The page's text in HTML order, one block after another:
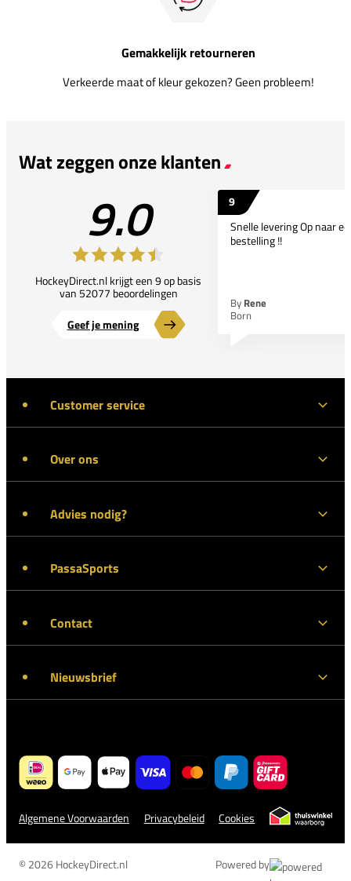
Gemakkelijk retourneren
Verkeerde maat of kleur gekozen? Geen probleem!
Wat zeggen onze klanten
9.0
HockeyDirect.nl krijgt een 9 op basis
van 52077 beoordelingen
Geef je mening
9
Snelle levering Op naar
bestelling !!
By Rene
Born
Customer service
Over ons
Advies nodig?
PassaSports
Contact
Nieuwsbrief
Algemene Voorwaarden Privacybeleid Cookies
© 2026 HockeyDirect.nl Powered by